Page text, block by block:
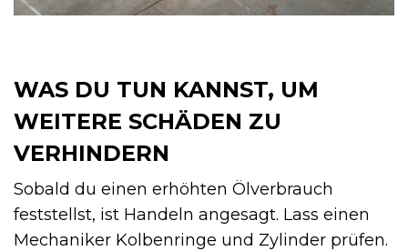
WAS DU TUN KANNST, UM
WEITERE SCHÄDEN ZU
VERHINDERN
Sobald du einen erhöhten Ölverbrauch
feststellst, ist Handeln angesagt. Lass einen
Mechaniker Kolbenringe und Zylinder prüfen.